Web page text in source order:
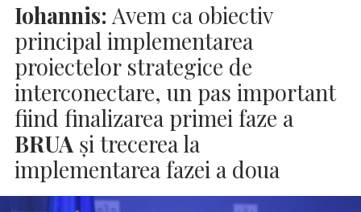
Iohannis: Avem ca obiectiv
principal implementarea
proiectelor strategice de
interconectare, un pas important
fiind finalizarea primei faze a
BRUA și trecerea la
implementarea fazei a doua